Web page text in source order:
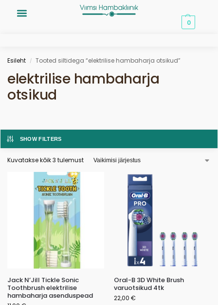
0
Esileht / Tooted siltidega “elektrilise hambaharja otsikud”
elektrilise hambaharja
otsikud
SHOW FILTERS
Kuvatakse kõik 3 tulemust
Jack N’Jill Tickle Sonic
Toothbrush elektrilise
hambaharja asenduspead
Oral-B 3D White Brush
varuotsikud 4tk
22,00 €